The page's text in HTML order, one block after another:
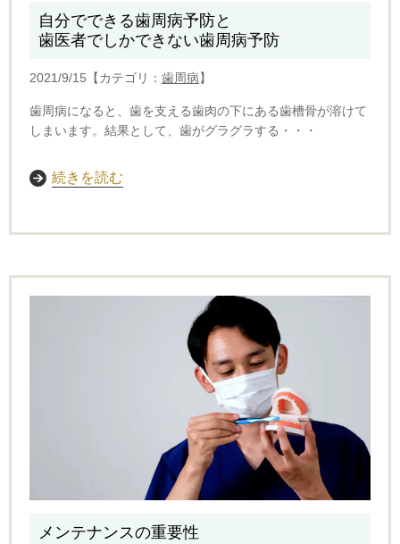
自分でできる歯周病予防と
歯医者でしかできない歯周病予防
2021/9/15【カテゴリ： 歯周病】
歯周病になると、歯を支える歯肉の下にある歯槽骨が溶けて
しまいます。結果として、歯がグラグラする・・・
続きを読む
メンテナンスの重要性